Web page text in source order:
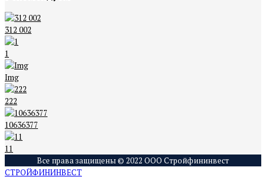
312 002
1
Img
222
10636377
11
Все права защищены © 2022 ООО Стройфининвест
СТРОЙФИНИНВЕСТ